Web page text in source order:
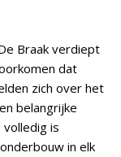
Braak verdiept
dat
zich over het
belangrijke
is
in elk